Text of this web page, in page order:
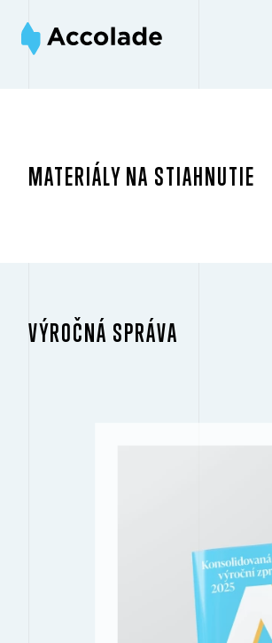
MATERIÁLY NA STIAHNUTIE
VÝROČNÁ SPRÁVA